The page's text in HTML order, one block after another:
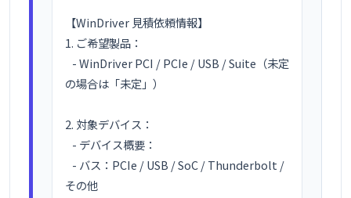
【WinDriver 見積依頼情報】
1. ご希望製品：
の場合は「未定」）
2. 対象デバイス：
その他